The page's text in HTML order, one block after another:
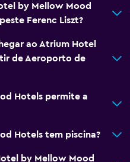
by Mellow Mood
Ferenc Liszt?
ao Atrium Hotel
de Aeroporto de
Hotels permite a
Hotels tem piscina?
by Mellow Mood